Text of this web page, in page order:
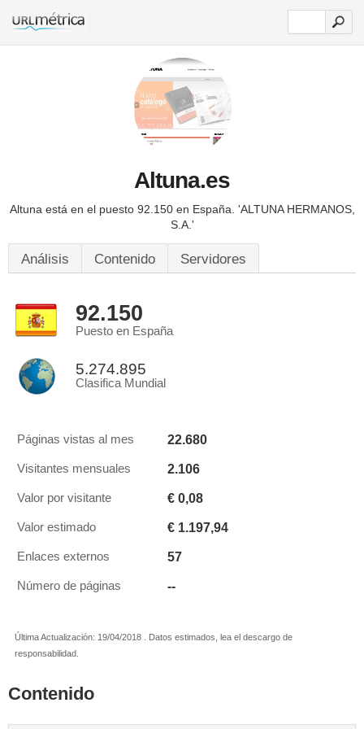
Altuna.es
Altuna está en el puesto 92.150 en España. 'ALTUNA HERMANOS,
S.A.'
Análisis Contenido Servidores
92.150
Puesto en España
5.274.895
Clasifica Mundial
Páginas vistas al mes 22.680
Visitantes mensuales 2.106
Valor por visitante € 0,08
Valor estimado € 1.197,94
Enlaces externos 57
Número de páginas --
Última Actualización: 19/04/2018 . Datos estimados, lea el descargo de
responsabilidad.
Contenido